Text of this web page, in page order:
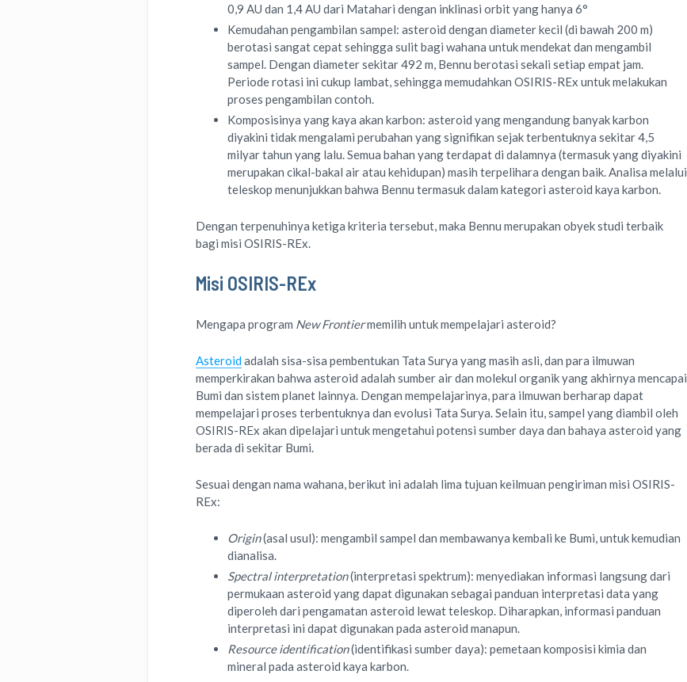
0,9 AU dan 1,4 AU dari Matahari dengan inklinasi orbit yang hanya 6°
Kemudahan pengambilan sampel: asteroid dengan diameter kecil (di bawah 200 m)
berotasi sangat cepat sehingga sulit bagi wahana untuk mendekat dan mengambil
sampel. Dengan diameter sekitar 492 m, Bennu berotasi sekali setiap empat jam.
Periode rotasi ini cukup lambat, sehingga memudahkan OSIRIS-REx untuk melakukan
proses pengambilan contoh.
Komposisinya yang kaya akan karbon: asteroid yang mengandung banyak karbon
diyakini tidak mengalami perubahan yang signifikan sejak terbentuknya sekitar 4,5
milyar tahun yang lalu. Semua bahan yang terdapat di dalamnya (termasuk yang diyakini
merupakan cikal-bakal air atau kehidupan) masih terpelihara dengan baik. Analisa melalui
teleskop menunjukkan bahwa Bennu termasuk dalam kategori asteroid kaya karbon.
Dengan terpenuhinya ketiga kriteria tersebut, maka Bennu merupakan obyek studi terbaik
bagi misi OSIRIS-REx.
Misi OSIRIS-REx
Mengapa program New Frontiermemilih untuk mempelajari asteroid?
Asteroidadalah sisa-sisa pembentukan Tata Surya yang masih asli, dan para ilmuwan
memperkirakan bahwa asteroid adalah sumber air dan molekul organik yang akhirnya mencapai
Bumi dan sistem planet lainnya. Dengan mempelajarinya, para ilmuwan berharap dapat
mempelajari proses terbentuknya dan evolusi Tata Surya. Selain itu, sampel yang diambil oleh
OSIRIS-REx akan dipelajari untuk mengetahui potensi sumber daya dan bahaya asteroid yang
berada di sekitar Bumi.
Sesuai dengan nama wahana, berikut ini adalah lima tujuan keilmuan pengiriman misi OSIRIS-
REx:
Origin(asal usul): mengambil sampel dan membawanya kembali ke Bumi, untuk kemudian
dianalisa.
Spectral interpretation(interpretasi spektrum): menyediakan informasi langsung dari
permukaan asteroid yang dapat digunakan sebagai panduan interpretasi data yang
diperoleh dari pengamatan asteroid lewat teleskop. Diharapkan, informasi panduan
interpretasi ini dapat digunakan pada asteroid manapun.
Resource identification(identifikasi sumber daya): pemetaan komposisi kimia dan
mineral pada asteroid kaya karbon.